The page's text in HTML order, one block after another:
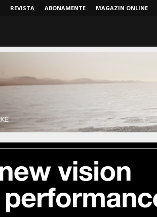
REVISTA ABONAMENTE MAGAZIN ONLINE